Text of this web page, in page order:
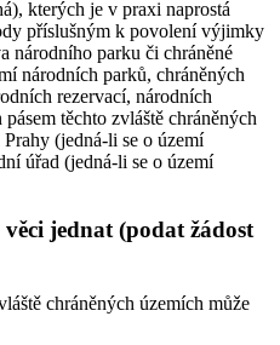
kterých je v praxi naprostá
příslušným k povolení výjimky
národního parku či chráněné
národních parků, chráněných
rezervací, národních
těchto zvláště chráněných
(jedná-li se o území
úřad (jedná-li se o území
jednat (podat žádost
chráněných územích může